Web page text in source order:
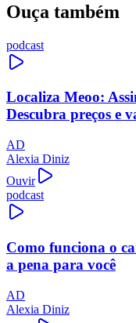
Ouça também
podcast
Localiza Meoo:
Descubra preços e
AD
Alexia Diniz
Ouvir
podcast
Como funciona o
a pena para você
AD
Alexia Diniz